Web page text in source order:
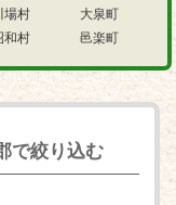
場村
和村
大泉町
邑楽町
で絞り込む